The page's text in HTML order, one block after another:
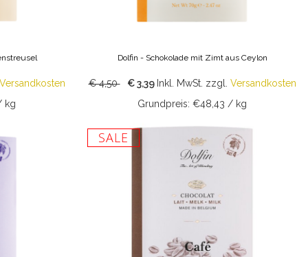
kg
Dolfin - Schokolade mit Zimt aus Ceylon
€ 4,50 € 3,39 Inkl. MwSt. zzgl. Versandkosten
Grundpreis: €48,43 / kg
SALE